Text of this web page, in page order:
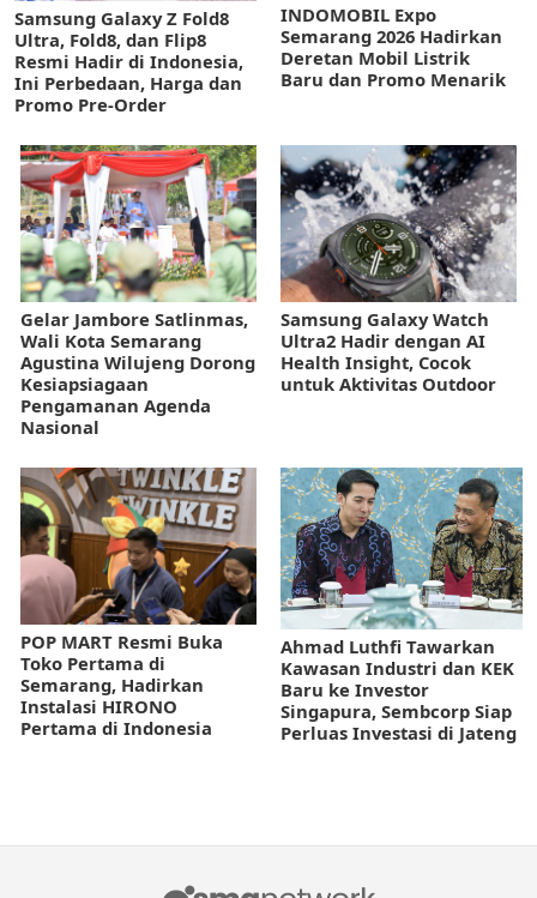
Samsung Galaxy Z Fold8
Ultra, Fold8, dan Flip8
Resmi Hadir di Indonesia,
Ini Perbedaan, Harga dan
Promo Pre-Order
INDOMOBIL Expo
Semarang 2026 Hadirkan
Deretan Mobil Listrik
Baru dan Promo Menarik
Gelar Jambore Satlinmas,
Wali Kota Semarang
Agustina Wilujeng Dorong
Kesiapsiagaan
Pengamanan Agenda
Nasional
Samsung Galaxy Watch
Ultra2 Hadir dengan AI
Health Insight, Cocok
untuk Aktivitas Outdoor
POP MART Resmi Buka
Toko Pertama di
Semarang, Hadirkan
Instalasi HIRONO
Pertama di Indonesia
Ahmad Luthfi Tawarkan
Kawasan Industri dan KEK
Baru ke Investor
Singapura, Sembcorp Siap
Perluas Investasi di Jateng